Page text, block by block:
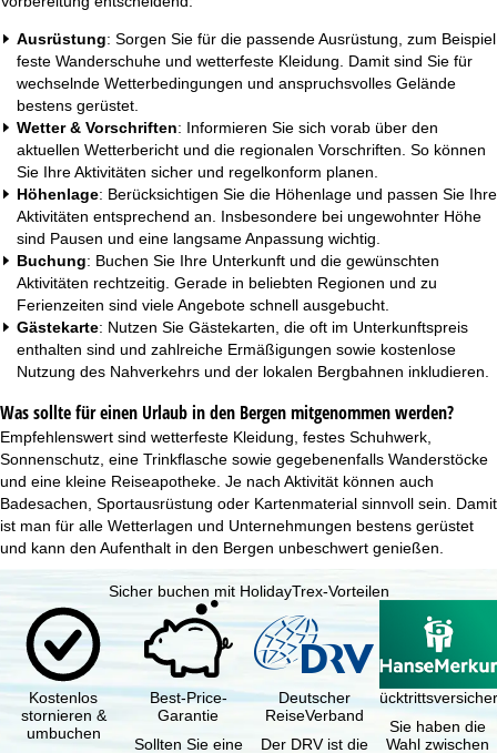
Ausrüstung: Sorgen Sie für die passende Ausrüstung, zum Beispiel
feste Wanderschuhe und wetterfeste Kleidung. Damit sind Sie für
wechselnde Wetterbedingungen und anspruchsvolles Gelände
bestens gerüstet.
Wetter & Vorschriften: Informieren Sie sich vorab über den
aktuellen Wetterbericht und die regionalen Vorschriften. So können
Sie Ihre Aktivitäten sicher und regelkonform planen.
Höhenlage: Berücksichtigen Sie die Höhenlage und passen Sie Ihre
Aktivitäten entsprechend an. Insbesondere bei ungewohnter Höhe
sind Pausen und eine langsame Anpassung wichtig.
Buchung: Buchen Sie Ihre Unterkunft und die gewünschten
Aktivitäten rechtzeitig. Gerade in beliebten Regionen und zu
Ferienzeiten sind viele Angebote schnell ausgebucht.
Gästekarte: Nutzen Sie Gästekarten, die oft im Unterkunftspreis
enthalten sind und zahlreiche Ermäßigungen sowie kostenlose
Nutzung des Nahverkehrs und der lokalen Bergbahnen inkludieren.
Was sollte für einen Urlaub in den Bergen mitgenommen werden?
Empfehlenswert sind wetterfeste Kleidung, festes Schuhwerk,
Sonnenschutz, eine Trinkflasche sowie gegebenenfalls Wanderstöcke
und eine kleine Reiseapotheke. Je nach Aktivität können auch
Badesachen, Sportausrüstung oder Kartenmaterial sinnvoll sein. Damit
ist man für alle Wetterlagen und Unternehmungen bestens gerüstet
und kann den Aufenthalt in den Bergen unbeschwert genießen.
Sicher buchen mit HolidayTrex-Vorteilen
Kostenlos
stornieren &
umbuchen
Best-Price-
Garantie
Sollten Sie eine
Deutscher
ReiseVerband
Der DRV ist die
Sie haben die
Wahl zwischen